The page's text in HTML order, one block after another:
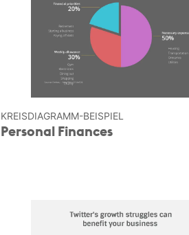
KREIS­DIAGRAMM-BEISPIEL
Personal Finances